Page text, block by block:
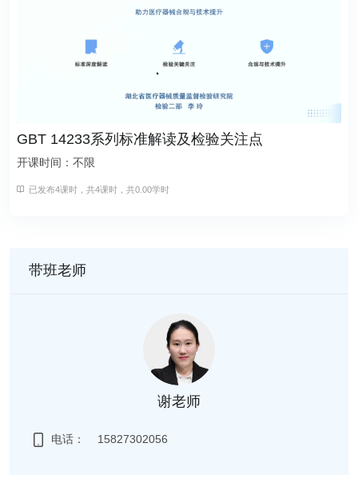
GBT 14233系列标准解读及检验关注点
开课时间：不限
已发布4课时，共4课时，共0.00学时
带班老师
谢老师
电话： 15827302056